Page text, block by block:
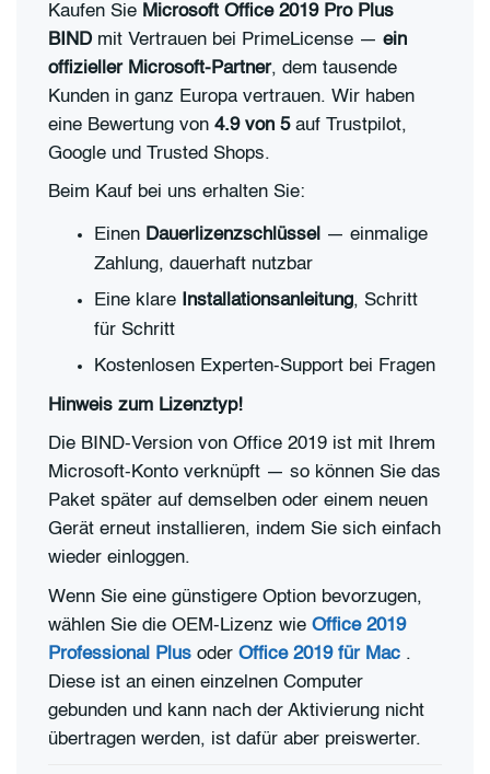
Kaufen Sie Microsoft Office 2019 Pro Plus
BINDmit Vertrauen bei PrimeLicense — ein
offizieller Microsoft-Partner, dem tausende
Kunden in ganz Europa vertrauen. Wir haben
eine Bewertung von 4.9 von 5auf Trustpilot,
Google und Trusted Shops.
Beim Kauf bei uns erhalten Sie:
Einen Dauerlizenzschlüssel — einmalige
Zahlung, dauerhaft nutzbar
Eine klare
Installationsanleitung, Schritt
für Schritt
Kostenlosen Experten-Support bei Fragen
Hinweis zum Lizenztyp!
Die BIND-Version von Office 2019 ist mit Ihrem
Microsoft-Konto verknüpft — so können Sie das
Paket später auf demselben oder einem neuen
Gerät erneut installieren, indem Sie sich einfach
wieder einloggen.
Wenn Sie eine günstigere Option bevorzugen,
wählen Sie die OEM-Lizenz wie Office 2019
Professional Plus oder Office 2019 für Mac .
Diese ist an einen einzelnen Computer
gebunden und kann nach der Aktivierung nicht
übertragen werden, ist dafür aber preiswerter.